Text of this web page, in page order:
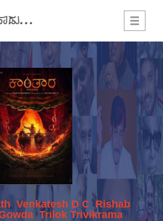
Toggle
Venkatesh D C Rishab
Trilok Trivikrama